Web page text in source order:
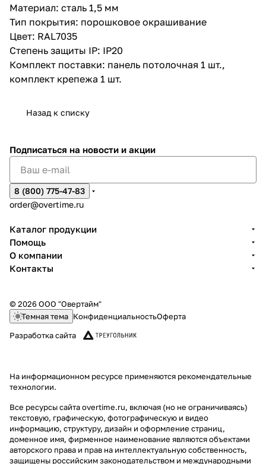
Материал: сталь 1,5 мм
Тип покрытия: порошковое окрашивание
Цвет: RAL7035
Степень защиты IP: IP20
Комплект поставки: панель потолочная 1 шт.,
комплект крепежа 1 шт.
Назад к списку
Подписаться на новости и акции
8 (800) 775-47-83
order@overtime.ru
Каталог продукции
Помощь
О компании
Контакты
© 2026 ООО "Овертайм"
Темная тема КонфиденциальностьОферта
Разработка сайта
На информационном ресурсе применяются рекомендательные
технологии.
Все ресурсы сайта overtime.ru, включая (но не ограничиваясь)
текстовую, графическую, фотографическую и видео
информацию, структуру, дизайн и оформление страниц,
доменное имя, фирменное наименование являются объектами
авторского права и прав на интеллектуальную собственность,
защищены российским законодательством и международными